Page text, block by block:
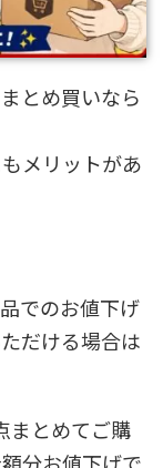
とめ買いなら
メリットがあ
でのお値下げ
だける場合は
まとめてご購